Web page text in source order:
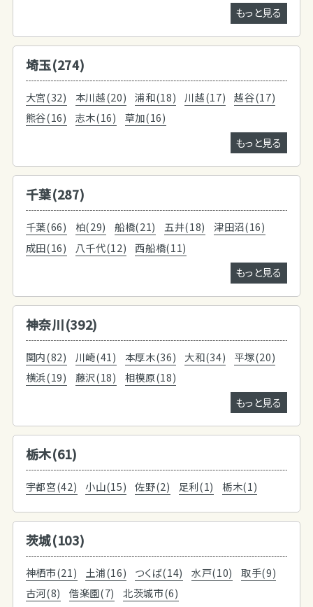
もっと見る
埼玉(274)
大宮(32) 本川越(20) 浦和(18) 川越(17)
越谷(17)
熊谷(16)
志木(16)
草加(16)
もっと見る
千葉(287)
千葉(66) 柏(29) 船橋(21) 五井(18)
津田沼(16)
成田(16)
八千代(12)
西船橋(11)
もっと見る
神奈川(392)
関内(82) 川崎(41) 本厚木(36) 大和(34)
平塚(20)
横浜(19)
藤沢(18)
相模原(18)
もっと見る
栃木(61)
宇都宮(42) 小山(15) 佐野(2) 足利(1) 栃木(1)
茨城(103)
神栖市(21) 土浦(16) つくば(14) 水戸(10)
取手(9)
古河(8)
偕楽園(7)
北茨城市(6)